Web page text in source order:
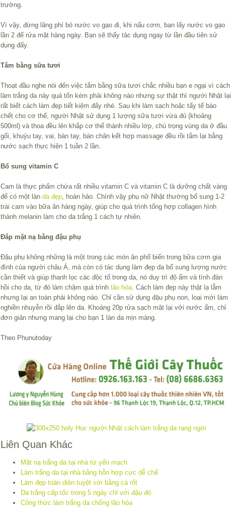
trường.
Vì vậy, đừng lãng phí bỏ nước vo gạo đi, khi nấu cơm, bạn lấy nước vo gạo
lần 2 để rửa mặt hàng ngày. Bạn sẽ thấy tác dụng ngay từ lần đầu tiên sử
dụng đấy.
Tắm bằng sữa tươi
Thoạt đầu nghe nói đến việc tắm bằng sữa tươi chắc nhiều bạn e ngại vì cách
làm trắng da này quá tốn kém phải không nào nhưng sự thật thì người Nhật lại
rất biết cách làm đẹp tiết kiệm đấy nhé. Sau khi làm sạch hoặc tẩy tế bào
chết cho cơ thể, người Nhật sử dụng 1 lượng sữa tươi vừa đủ (khoảng
500ml) và thoa đều lên khắp cơ thể thành nhiều lớp, chú trọng vùng da ở đầu
gối, khuỷu tay, vai, bàn tay, bàn chân kết hợp massage đều rồi tắm lại bằng
nước sạch thực hiện 1 tuần 2 lần.
Bổ sung vitamin C
Cam là thực phẩm chứa rất nhiều vitamin C và vitamin C là dưỡng chất vàng
để có một làn da đẹp , hoàn hảo. Chính vậy phụ nữ Nhật thường bổ sung 1-2
trái cam vào bữa ăn hàng ngày, giúp cho quá trình tổng hợp collagen hình
thành melanin làm cho da trắng 1 cách tự nhiên.
Đắp mặt nạ bằng đậu phụ
Đậu phụ không những là một trong các món ăn phổ biến trong bữa cơm gia
đình của người châu Á, mà còn có tác dụng làm đẹp da bổ sung lượng nước
cần thiết và giúp thanh lọc các độc tố trong da, nó duy trì độ ẩm và tính đàn
hồi cho da, từ đó làm chậm quá trình lão hóa . Cách làm đẹp này thật lạ lẫm
nhưng lại an toàn phải không nào. Chỉ cần sử dụng đậu phụ non, loại mới làm
nghiền nhuyễn rồi đắp lên da. Khoảng 20p rửa sạch mặt lại với nước ấm, chỉ
đơn giản nhưng mang lại cho bạn 1 làn da mịn màng.
Theo Phunutoday
Liên Quan Khác
Mặt nạ trắng da tại nhà từ yến mạch
Làm trắng da tại nhà bằng hỗn hợp cực dễ chế
Làm đẹp toàn diện tuyệt vời bằng cà rốt
Da trắng cấp tốc trong 5 ngày chỉ với đậu đỏ
Công thức làm trắng da chống lão hóa